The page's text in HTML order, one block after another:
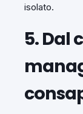
isolato.
5. Dal